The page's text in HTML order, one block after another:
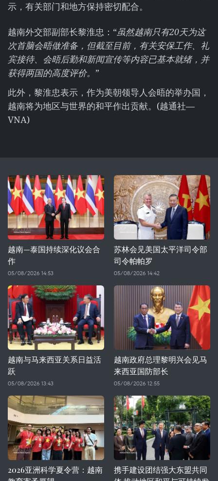
示，有关部门和地方保持密切配合。
越南外交部副部长黎淮忠：“虽然越南只有20天为这
次首脑会晤做准备，但截至目前，有关安保工作、礼
宾接待、会晤后勤和新闻宣传等内容已基本就绪，并
获得两国的高度评价。 ”
此外，黎淮忠表示，作为美朝领导人会晤的举办国，
越南将为地区与世界的和平作出贡献。(越通社—
VNA)
越南—泰国持续深化议会合
作
05/08/2026 14:53
苏林会见美国太平洋司令部
司令帕帕罗
05/08/2026 14:42
越南与马来西亚关系日益活
跃
05/08/2026 13:43
越南政府总理黎明兴会见马
来西亚国防部长
05/08/2026 12:55
2026亚洲科学夏令营：越南
携手建设团结强大东盟共同